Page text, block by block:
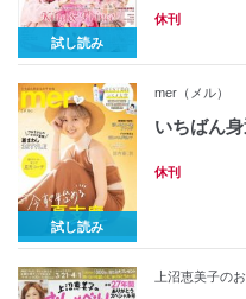
試し読み
休刊
試し読み
mer（メル）
いちばん
休刊
上沼恵美子の